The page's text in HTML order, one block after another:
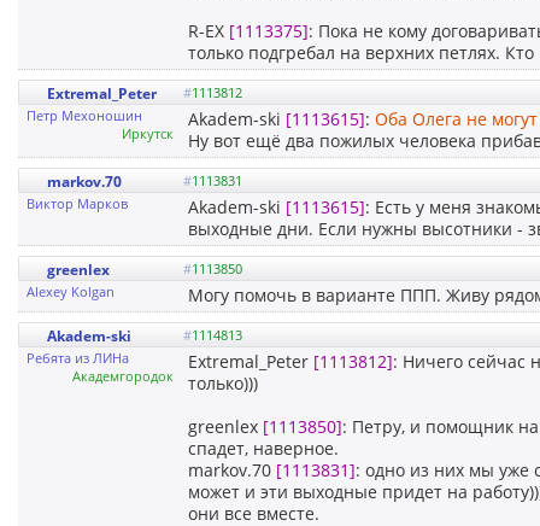
R-EX [1113375]: Пока не кому
только подгребал на верхних петлях.
Extremal_Peter #1113812
Петр Мехоношин
Иркутск
Akadem-ski [1113615]: Оба Олега не
Ну вот ещё два пожилых человека
markov.70 #1113831
Виктор Марков
Akadem-ski [1113615]: Есть у меня
выходные дни. Если нужны высотники -
greenlex #1113850
Alexey Kolgan
Могу помочь в варианте ППП. Живу
Akadem-ski #1114813
Ребята из ЛИНа
Академгородок
Extremal_Peter [1113812]: Ничего сейчас
только)))
greenlex [1113850]: Петру, и помощник
спадет, наверное.
markov.70 [1113831]: одно из них мы уже
может и эти выходные придет на
они все вместе.